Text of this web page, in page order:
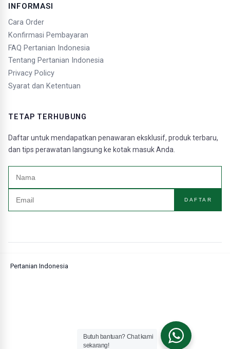
INFORMASI
Cara Order
Konfirmasi Pembayaran
FAQ Pertanian Indonesia
Tentang Pertanian Indonesia
Privacy Policy
Syarat dan Ketentuan
TETAP TERHUBUNG
Daftar untuk mendapatkan penawaran eksklusif, produk terbaru,
dan tips perawatan langsung ke kotak masuk Anda.
DAFTAR
Pertanian Indonesia
Butuh bantuan? Chat kami
sekarang!